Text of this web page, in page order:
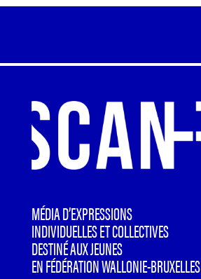
MÉDIA D’EXPRESSIONS
INDIVIDUELLES ET COLLECTIVES
DESTINÉ AUX JEUNES
EN FÉDÉRATION WALLONIE-BRUXELLES